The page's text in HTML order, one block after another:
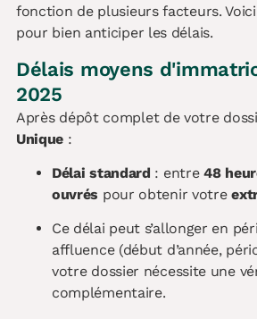
fonction de plusieurs facteurs.
pour bien anticiper les délais.
Délais moyens
2025
Après dépôt complet de votre
Unique :
Délai standard : entre48
ouvrés pour obtenir votre
Ce délai peut s’allonger en
affluence (début d’année,
votre dossier nécessite une
complémentaire.